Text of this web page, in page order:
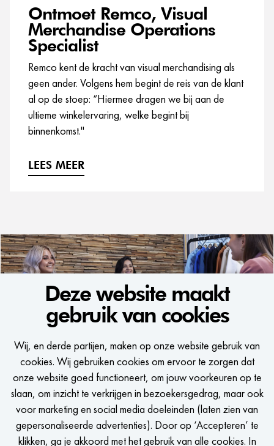
Deze website maakt
gebruik van cookies
Wij, en derde partijen, maken op onze website gebruik van
cookies. Wij gebruiken cookies om ervoor te zorgen dat
onze website goed functioneert, om jouw voorkeuren op te
slaan, om inzicht te verkrijgen in bezoekersgedrag, maar ook
voor marketing en social media doeleinden (laten zien van
gepersonaliseerde advertenties). Door op ‘Accepteren’ te
klikken, ga je akkoord met het gebruik van alle cookies. In
Ontmoet Remco, Visual
Merchandise Operations
Specialist
Remco kent de kracht van visual merchandising als
geen ander. Volgens hem begint de reis van de klant
al op de stoep: “Hiermee dragen we bij aan de
ultieme winkelervaring, welke begint bij
binnenkomst."
LEES MEER
WE WOULD LIKE
TO KEEP IN TOUCH
Een seintje krijgen zodra er een passende vacature is?